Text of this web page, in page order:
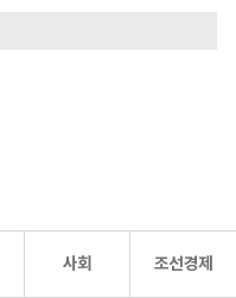
사회 조선경제